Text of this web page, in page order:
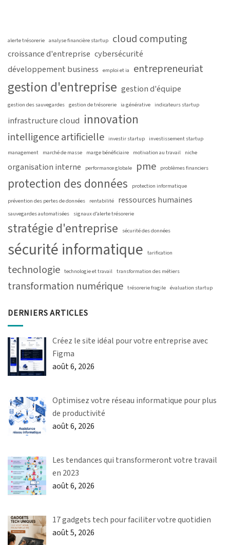
alerte trésorerie analyse financière startup cloud computing
croissance d'entreprise cybersécurité
développement business emploi et ia entrepreneuriat
gestion d'entreprise gestion d'équipe
gestion des sauvegardes gestion de trésorerie ia générative indicateurs startup
infrastructure cloud innovation
intelligence artificielle investir startup investissement startup
management marché de masse marge bénéficiaire motivation au travail niche
organisation interne performance globale pme problèmes financiers
protection des données
protection informatique
prévention des pertes de données rentabilité ressources humaines
sauvegardes automatisées signaux d’alerte trésorerie
stratégie d'entreprise sécurité des données
sécurité informatique tarification
technologie technologie et travail transformation des métiers
transformation numérique trésorerie fragile évaluation startup
DERNIERS ARTICLES
Créez le site idéal pour votre entreprise avec
Figma
août 6, 2026
Optimisez votre réseau informatique pour plus
de productivité
août 6, 2026
Les tendances qui transformeront votre travail
en 2023
août 6, 2026
17 gadgets tech pour faciliter votre quotidien
août 5, 2026